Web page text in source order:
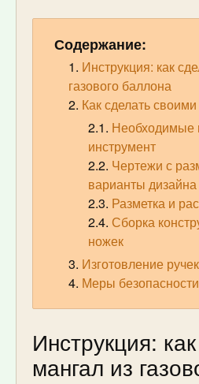
Содержание:
Инструкция: как
газового баллона
Как сделать
Необходимые
инструмент
Чертежи с
варианты дизайна
Разметка и
Сборка
ножек
Изготовление
Меры безопасности
Инструкция:
мангал из